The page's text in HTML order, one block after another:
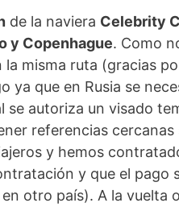
de la naviera Celebrity
y Copenhague. Como
misma ruta (gracias
que en Rusia se
autoriza un visado
referencias
y hemos
y que el pago
otro país). A la vuelta